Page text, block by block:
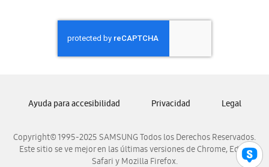
Samsung Honduras
Samsung Nicaragua
Samsung Panamá
Samsung Venezuela
Copyright© 1995-2025 SAMSUNG Todos los Derechos Reservados.
Este sitio se ve mejor en las últimas versiones de Chrome, Edge,
Safari y Mozilla Firefox.
Ayuda para accesibilidad Privacidad Legal